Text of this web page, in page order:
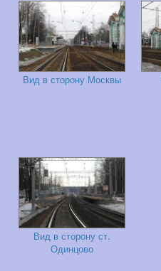
Вид в сторону Москвы
Вид в сторону ст.
Одинцово